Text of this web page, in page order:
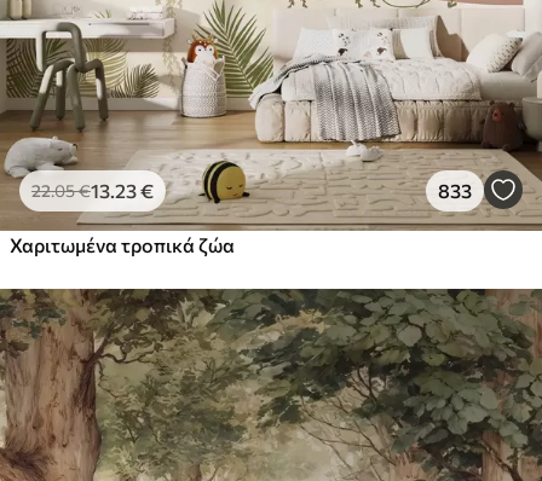
22.05€13 .23€ 833
Χαριτωμένα τροπικά ζώα